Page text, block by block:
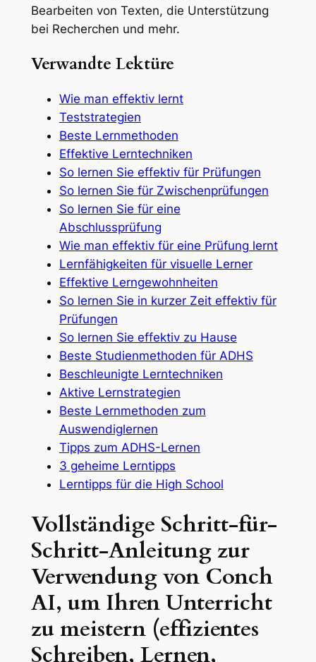
Bearbeiten von Texten, die Unterstützung
bei Recherchen und mehr.
Verwandte Lektüre
Wie man effektiv lernt
Teststrategien
Beste Lernmethoden
Effektive Lerntechniken
So lernen Sie effektiv für Prüfungen
So lernen Sie für Zwischenprüfungen
So lernen Sie für eine
Abschlussprüfung
Wie man effektiv für eine Prüfung lernt
Lernfähigkeiten für visuelle Lerner
Effektive Lerngewohnheiten
So lernen Sie in kurzer Zeit effektiv für
Prüfungen
So lernen Sie effektiv zu Hause
Beste Studienmethoden für ADHS
Beschleunigte Lerntechniken
Aktive Lernstrategien
Beste Lernmethoden zum
Auswendiglernen
Tipps zum ADHS-Lernen
3 geheime Lerntipps
Lerntipps für die High School
Vollständige Schritt-für-
Schritt-Anleitung zur
Verwendung von Conch
AI, um Ihren Unterricht
zu meistern (effizientes
Schreiben, Lernen,